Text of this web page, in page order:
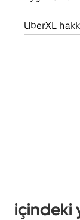
UberXL
içindeki